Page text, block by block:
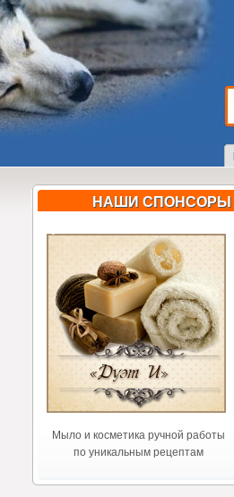
НАШИ СПОНСОРЫ
Мыло и косметика ручной работы
по уникальным рецептам